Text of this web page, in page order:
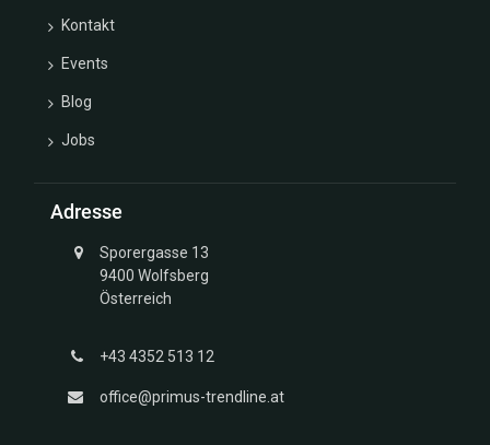
Kontakt
Events
Blog
Jobs
Adresse
Sporergasse 13
9400 Wolfsberg
Österreich
+43 4352 513 12
office@primus-trendline.at